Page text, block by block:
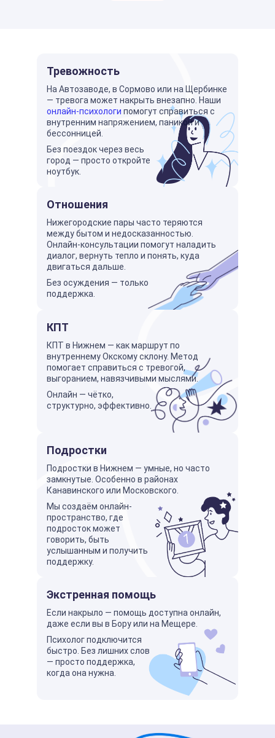
Тревожность
На Автозаводе, в Сормово или на Щербинке
— тревога может накрыть внезапно. Наши
онлайн-психологи помогут справиться с
внутренним напряжением, паникой и
бессонницей.
Без поездок через весь
город — просто откройте
ноутбук.
Отношения
Нижегородские пары часто теряются
между бытом и недосказанностью.
Онлайн-консультации помогут наладить
диалог, вернуть тепло и понять, куда
двигаться дальше.
Без осуждения — только
поддержка.
КПТ
КПТ в Нижнем — как маршрут по
внутреннему Окскому склону. Метод
помогает справиться с тревогой,
выгоранием, навязчивыми мыслями.
Онлайн — чётко,
структурно, эффективно.
Подростки
Подростки в Нижнем — умные, но часто
замкнутые. Особенно в районах
Канавинского или Московского.
Мы создаём онлайн-
пространство, где
подросток может
говорить, быть
услышанным и получить
поддержку.
Экстренная помощь
Если накрыло — помощь доступна онлайн,
даже если вы в Бору или на Мещере.
Психолог подключится
быстро. Без лишних слов
— просто поддержка,
когда она нужна.